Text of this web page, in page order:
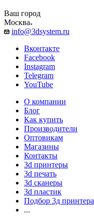
Ваш город
Москва
info@3dsystem.ru
Вконтакте
Facebook
Instagram
Telegram
YouTube
О компании
Блог
Как купить
Производители
Оптовикам
Магазины
Контакты
3d принтеры
3d печать
3d сканеры
3d пластик
Подбор 3д принтера
...